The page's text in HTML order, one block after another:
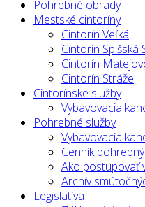
Pohrebné obrady
Mestské cintoríny
Cintorín Veľká
Cintorín Spišská
Cintorín
Cintorín Stráže
Cintorínske služby
Vybavovacia
Pohrebné služby
Vybavovacia
Cenník
Ako postupovať
Archív
Legislatíva